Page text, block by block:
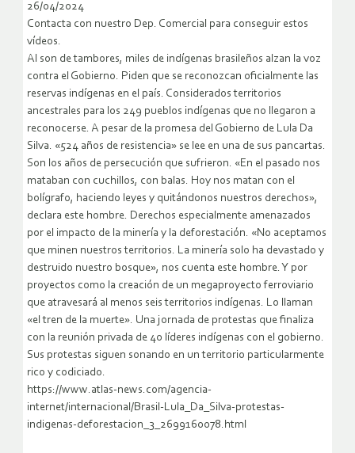
26/04/2024
Contacta con nuestro Dep. Comercial para conseguir estos
vídeos.
Al son de tambores, miles de indígenas brasileños alzan la voz
contra el Gobierno. Piden que se reconozcan oficialmente las
reservas indígenas en el país. Considerados territorios
ancestrales para los 249 pueblos indígenas que no llegaron a
reconocerse. A pesar de la promesa del Gobierno de Lula Da
Silva. «524 años de resistencia» se lee en una de sus pancartas.
Son los años de persecución que sufrieron. «En el pasado nos
mataban con cuchillos, con balas. Hoy nos matan con el
bolígrafo, haciendo leyes y quitándonos nuestros derechos»,
declara este hombre. Derechos especialmente amenazados
por el impacto de la minería y la deforestación. «No aceptamos
que minen nuestros territorios. La minería solo ha devastado y
destruido nuestro bosque», nos cuenta este hombre. Y por
proyectos como la creación de un megaproyecto ferroviario
que atravesará al menos seis territorios indígenas. Lo llaman
«el tren de la muerte». Una jornada de protestas que finaliza
con la reunión privada de 40 líderes indígenas con el gobierno.
Sus protestas siguen sonando en un territorio particularmente
rico y codiciado.
https://www.atlas-news.com/agencia-
internet/internacional/Brasil-Lula_Da_Silva-protestas-
indigenas-deforestacion_3_2699160078.html